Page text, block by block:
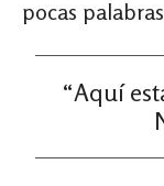
pocas
“Aquí